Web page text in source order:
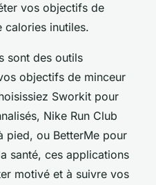
vos objectifs de
calories inutiles.
sont des outils
objectifs de minceur
Sworkit pour
Nike Run Club
pied, ou BetterMe pour
santé, ces applications
motivé et à suivre vos